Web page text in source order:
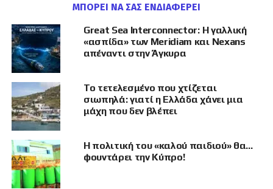
κενά που δημιουργεί ο παλαιός στόλος των
126 τροχοφόρων EE-9 Cascavel
, τα οποία η
Εθνική Φρουρά παρέλαβε το 1980 και πλέον
θεωρούνται ξεπερασμένα για τις σύγχρονες
ανάγκες του πεδίου. Η λογική ήταν να
εξεταστεί αν τα Leopard 1A5 μπορούσαν να
λειτουργήσουν ως ενδιάμεση ενίσχυση, μέχρι
να βρεθεί πιο μόνιμη λύση.
Ωστόσο, με βάση τα δεδομένα που προέκυψαν
από την επιθεώρηση, δεν υπάρχει συμφωνία
Ελλάδας–Κύπρου για παραχώρηση των
συγκεκριμένων αρμάτων, παρά τα σχετικά
ΜΠΟΡΕΊ ΝΑ ΣΑΣ ΕΝΔΙΑΦΈΡΕΙ
Great Sea Interconnector: Η γαλλική
«ασπίδα» των Meridiam και Nexans
απέναντι στην Άγκυρα
Το τετελεσμένο που χτίζεται
σιωπηλά: γιατί η Ελλάδα χάνει μια
μάχη που δεν βλέπει
Η πολιτική του «καλού παιδιού» θα…
φουντάρει την Κύπρο!